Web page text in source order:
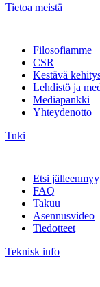
Tietoa meistä
Filosofiamme
CSR
Kestävä
Lehdistö ja
Mediapankki
Yhteydenotto
Tuki
Etsi
FAQ
Takuu
Asennusvideo
Tiedotteet
Teknisk info